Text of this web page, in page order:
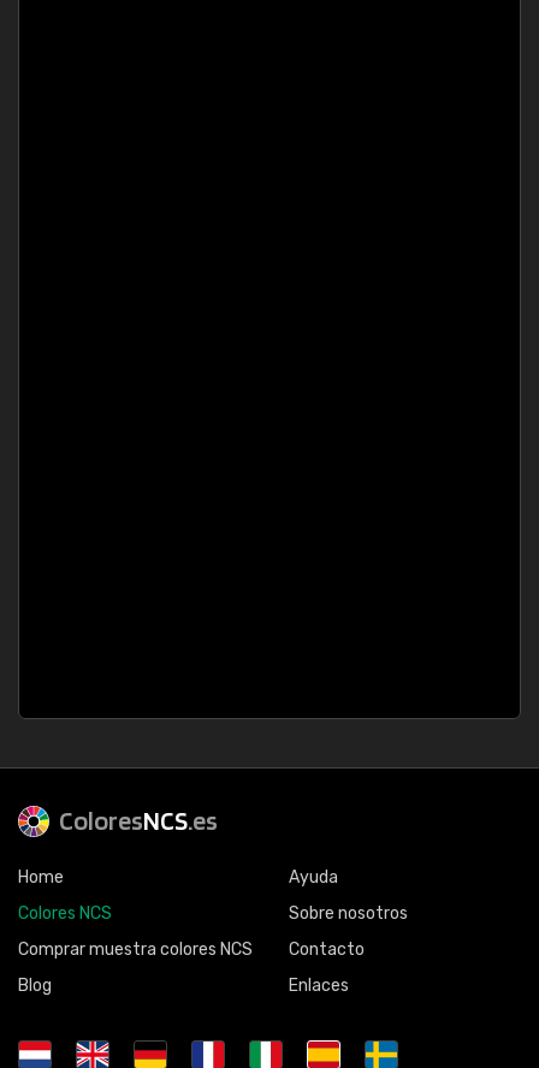
ColoresNCS.es
Home
Colores NCS
Comprar muestra colores NCS
Blog
Ayuda
Sobre nosotros
Contacto
Enlaces